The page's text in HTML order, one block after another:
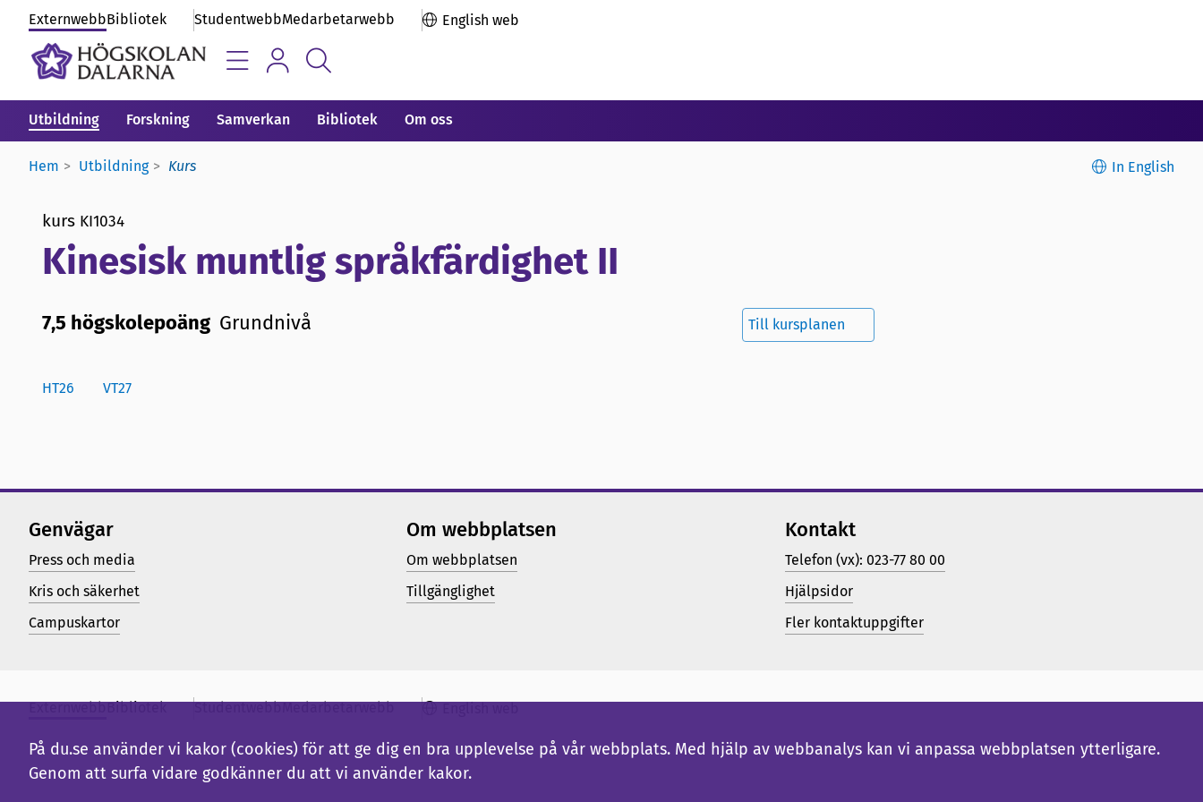
ExternwebbBibliotek StudentwebbMedarbetarwebb English web
Utbildning Forskning Samverkan Bibliotek Om oss
Hem Utbildning Kurs In English
kurs KI1034
Kinesisk muntlig språkfärdighet II
7,5 högskolepoäng Grundnivå Till kursplanen
HT26 VT27
Genvägar
Press och media
Kris och säkerhet
Campuskartor
Om webbplatsen
Om webbplatsen
Tillgänglighet
Kontakt
Telefon (vx): 023-77 80 00
Hjälpsidor
Fler kontaktuppgifter
ExternwebbBibliotek StudentwebbMedarbetarwebb
På du.se använder vi kakor (cookies) för att ge dig en bra upplevelse på vår webbplats. Med hjälp av webbanalys kan vi anpassa webbplatsen ytterligare.
Genom att surfa vidare godkänner du att vi använder kakor.